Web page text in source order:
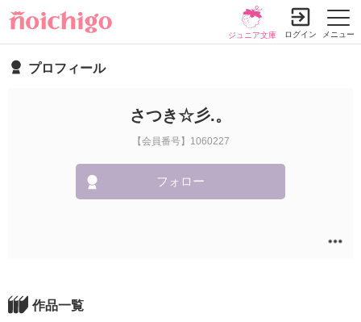
メニュー
ジュニア文庫 ログイン
プロフィール
さつき☆彡.。
【会員番号】1060227
フォロー
作品一覧